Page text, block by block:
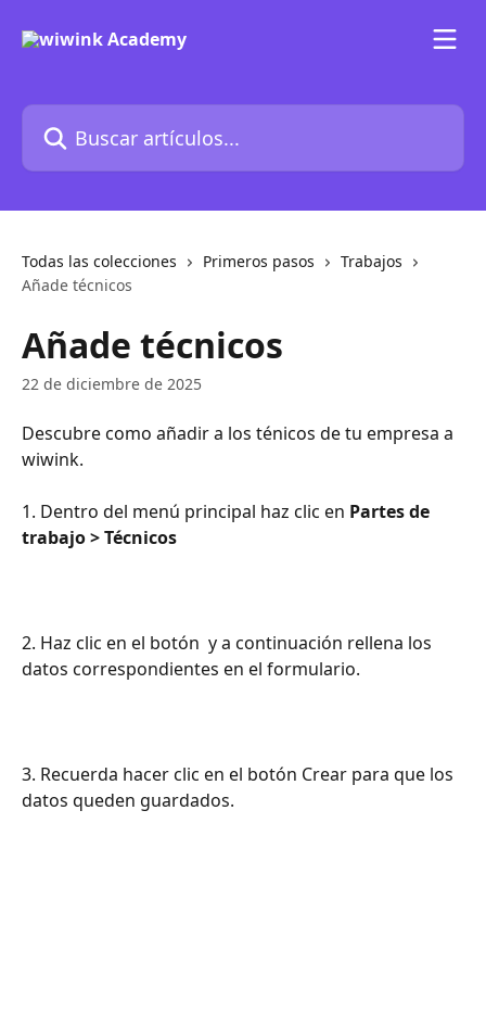
Buscar artículos...
Todas las colecciones Primeros pasos
Trabajos
Añade técnicos
Añade técnicos
22 de diciembre de 2025
Descubre como añadir a los ténicos de tu empresa a
wiwink.
1. Dentro del menú principal haz clic en Partes de
trabajo > Técnicos
2. Haz clic en el botón y a continuación rellena los
datos correspondientes en el formulario.
3. Recuerda hacer clic en el botón Crear para que los
datos queden guardados.